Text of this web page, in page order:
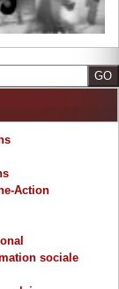
Action
sociale